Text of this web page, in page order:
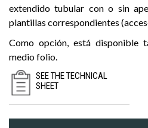
extendido tubular con o sin
plantillas correspondientes
Como opción, está disponible
medio folio.
SEE THE TECHNICAL
SHEET